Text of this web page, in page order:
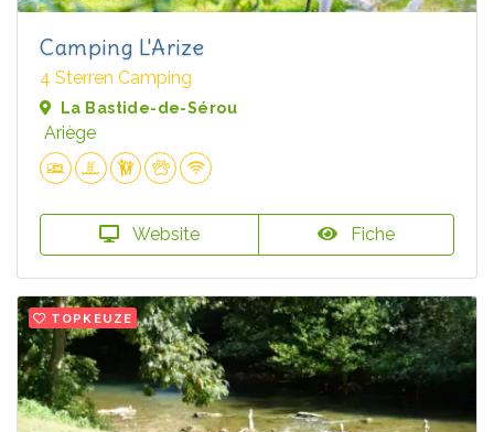
Camping L'Arize
4 Sterren Camping
La Bastide-de-Sérou
Ariège
Website Fiche
TOPKEUZE